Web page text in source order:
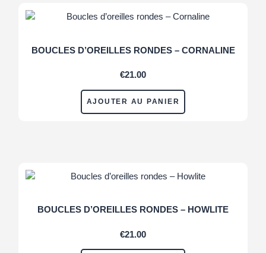
BOUCLES D’OREILLES RONDES – CORNALINE
€21.00
AJOUTER AU PANIER
BOUCLES D’OREILLES RONDES – HOWLITE
€21.00